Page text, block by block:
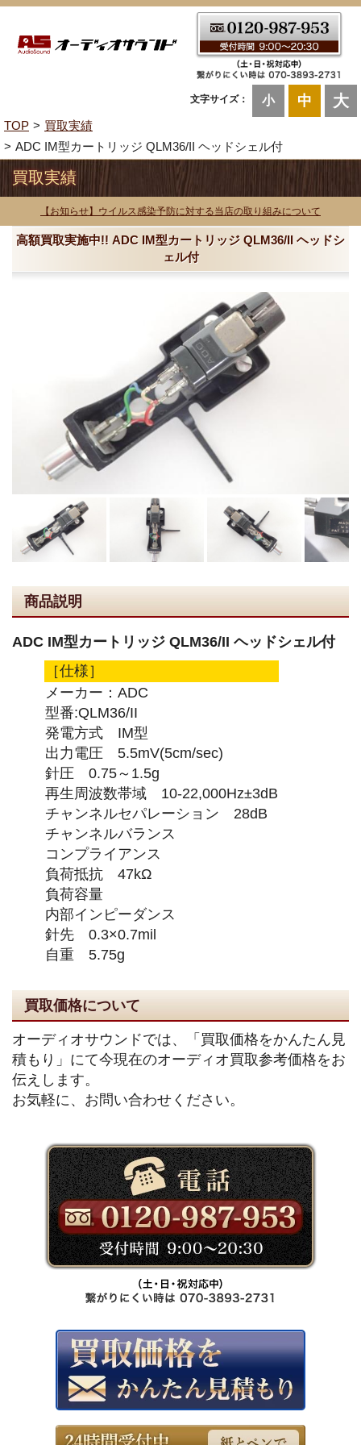
文字サイズ： 小 中 大
TOP
買取実績
ADC IM型カートリッジ QLM36/II ヘッドシェル付
買取実績
【お知らせ】ウイルス感染予防に対する当店の取り組みについて
高額買取実施中!! ADC IM型カートリッジ QLM36/II ヘッドシ
ェル付
商品説明
ADC IM型カートリッジ QLM36/II ヘッドシェル付
［仕様］
メーカー：ADC
型番:QLM36/II
発電方式 IM型
出力電圧 5.5mV(5cm/sec)
針圧 0.75～1.5g
再生周波数帯域 10-22,000Hz±3dB
チャンネルセパレーション 28dB
チャンネルバランス
コンプライアンス
負荷抵抗 47kΩ
負荷容量
内部インピーダンス
針先 0.3×0.7mil
自重 5.75g
買取価格について
オーディオサウンドでは、「買取価格をかんたん見
積もり」にて今現在のオーディオ買取参考価格をお
伝えします。
お気軽に、お問い合わせください。